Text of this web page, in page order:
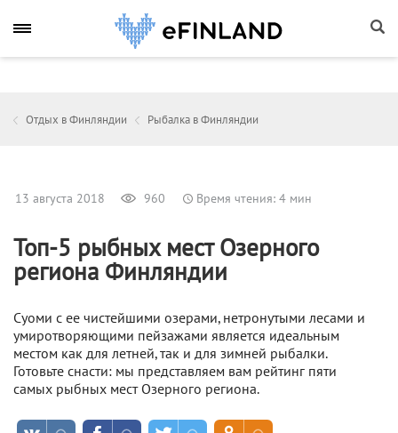
Отдых в Финляндии Рыбалка в Финляндии
13 августа 2018 960 Время чтения: 4 мин
Топ-5 рыбных мест Озерного
региона Финляндии
Суоми с ее чистейшими озерами, нетронутыми лесами и
умиротворяющими пейзажами является идеальным
местом как для летней, так и для зимней рыбалки.
Готовьте снасти: мы представляем вам рейтинг пяти
самых рыбных мест Озерного региона.